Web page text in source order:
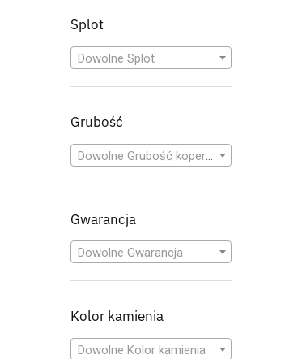
Splot
Dowolne Splot
Grubość
Dowolne Grubość koperty
Gwarancja
Dowolne Gwarancja
Kolor kamienia
Dowolne Kolor kamienia